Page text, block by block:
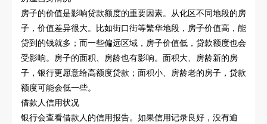
房子的价值是影响贷款额度的重要因素。从化区不同地段的房
子，价值差异很大。比如街口街等繁华地段，房子价值高，能
贷到的钱就多；而一些偏远区域，房子价值低，贷款额度也会
受影响。房子的面积、房龄也有影响。面积大、房龄新的房
子，银行更愿意给高额度贷款；面积小、房龄老的房子，贷款
额度可能会低一些。
借款人信用状况
银行会查看借款人的信用报告。如果信用记录良好，没有逾